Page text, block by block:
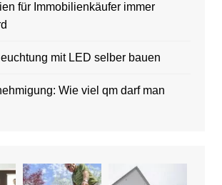
für Immobilienkäufer immer
mit LED selber bauen
Wie viel qm darf man